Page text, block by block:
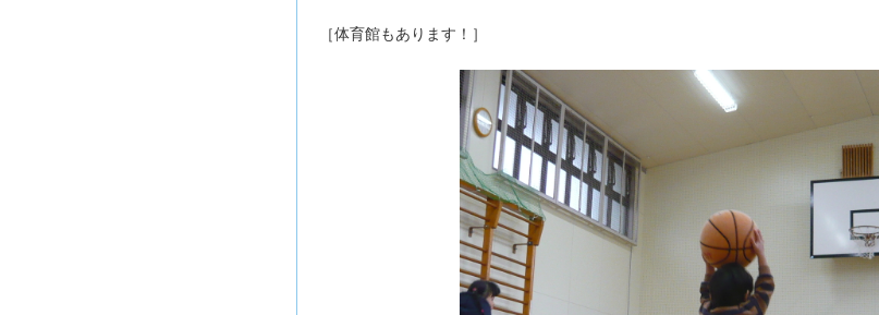
［体育館もあります！］